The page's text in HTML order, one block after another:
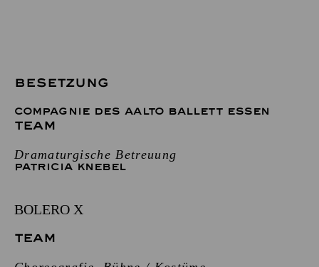
BESETZUNG
COMPAGNIE DES AALTO BALLETT ESSEN
TEAM
Dramaturgische Betreuung
PATRICIA KNEBEL
BOLERO X
TEAM